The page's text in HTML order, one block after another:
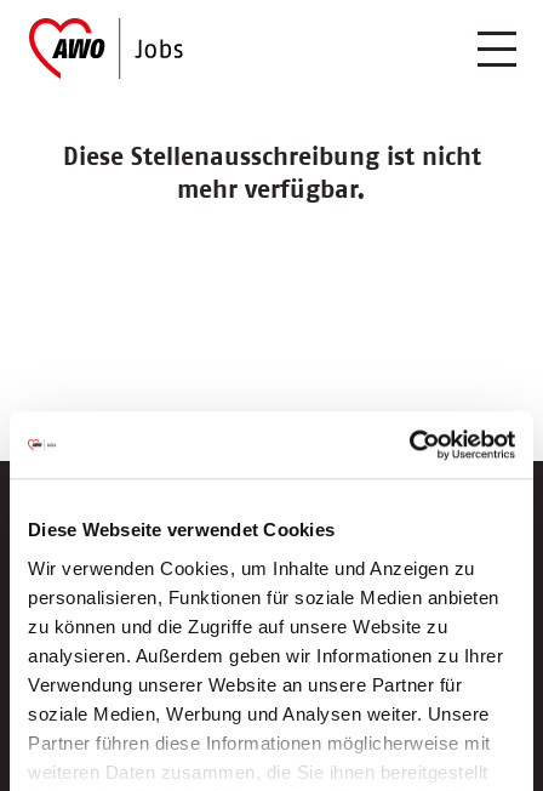
Diese Webseite verwendet Cookies
Wir verwenden Cookies, um Inhalte und Anzeigen zu
personalisieren, Funktionen für soziale Medien anbieten
zu können und die Zugriffe auf unsere Website zu
analysieren. Außerdem geben wir Informationen zu Ihrer
Verwendung unserer Website an unsere Partner für
soziale Medien, Werbung und Analysen weiter. Unsere
Partner führen diese Informationen möglicherweise mit
weiteren Daten zusammen, die Sie ihnen bereitgestellt
Diese Stellenausschreibung ist nicht
mehr verfügbar.
Neue Stellen per E-Mail.
Ein kostenloser Service von AWO
Jobs.
E-Mail-Adresse eintragen